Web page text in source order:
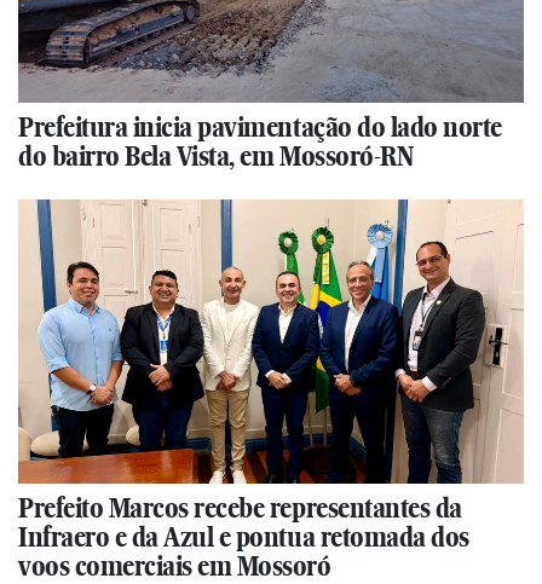
Prefeitura inicia pavimentação do lado norte
do bairro Bela Vista, em Mossoró-RN
Prefeito Marcos recebe representantes da
Infraero e da Azul e pontua retomada dos
voos comerciais em Mossoró